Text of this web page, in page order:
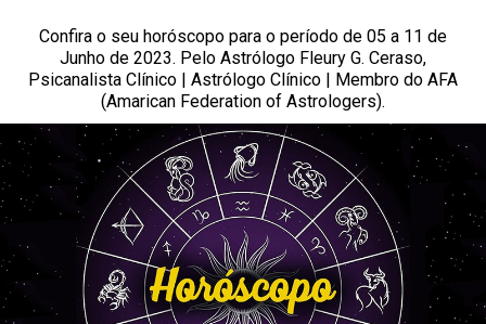
Confira o seu horóscopo para o período de 05 a 11 de
Junho de 2023. Pelo Astrólogo Fleury G. Ceraso,
Psicanalista Clínico | Astrólogo Clínico | Membro do AFA
(Amarican Federation of Astrologers).